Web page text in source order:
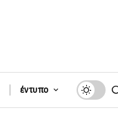
έντυπο